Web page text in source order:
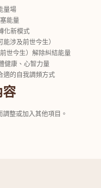
量場
能量
化新模式
涉及前世今生）
世今生）解除糾結能量
健康、心智力量
適的自我調頻方式
容
整或加入其他項目。